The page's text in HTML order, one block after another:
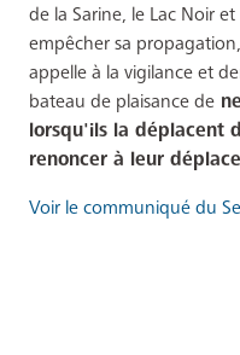
de la Sarine, le Lac Noir
empêcher sa
appelle à la vigilance et
bateau de plaisance de
lorsqu'ils la déplacent
renoncer à leur
Voir le communiqué du